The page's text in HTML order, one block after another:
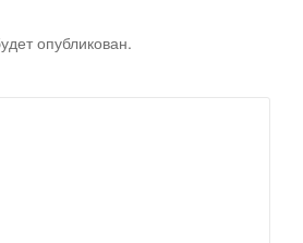
опубликован.